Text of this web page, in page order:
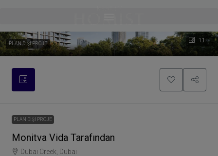
11
PLAN DIŞI PROJE
PLAN DIŞI PROJE
Monitva Vida Tarafından
Dubai Creek, Dubai